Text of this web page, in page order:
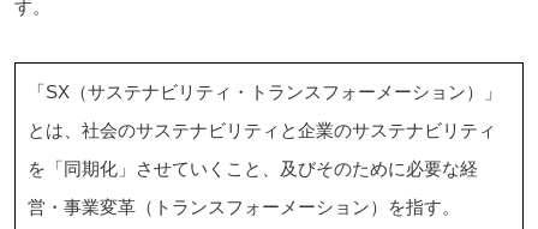
す。
「SX（サステナビリティ・トランスフォーメーション）」
とは、社会のサステナビリティと企業のサステナビリティ
を「同期化」させていくこと、及びそのために必要な経
営・事業変革（トランスフォーメーション）を指す。